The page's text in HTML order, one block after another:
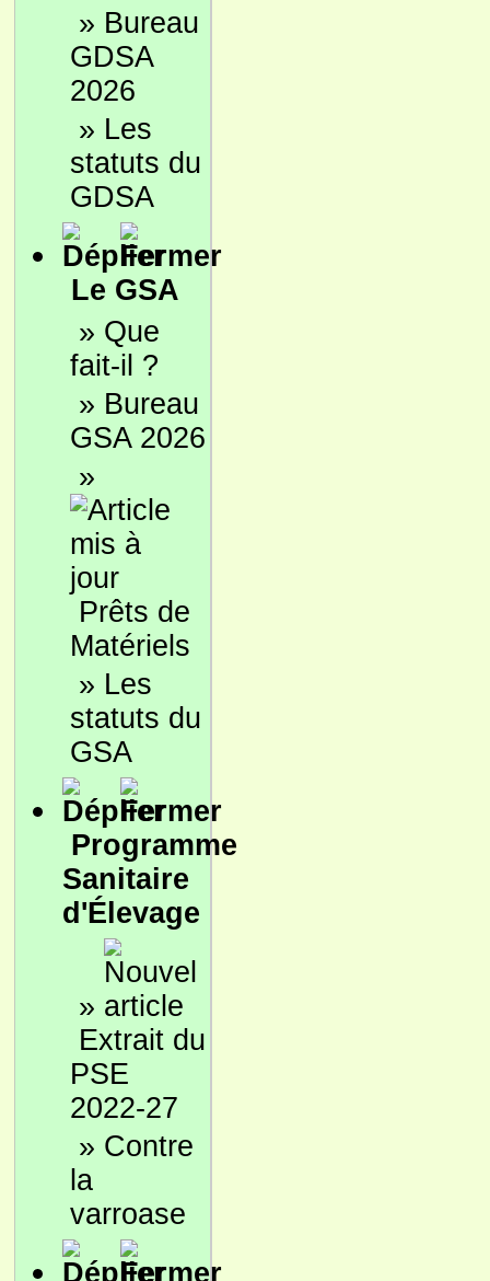
» Bureau
GDSA
2026
» Les
statuts du
GDSA
Le GSA
» Que
fait-il ?
» Bureau
GSA 2026
»
Prêts de
Matériels
» Les
statuts du
GSA
Programme
Sanitaire
d'Élevage
»
Extrait du
PSE
2022-27
» Contre
la
varroase